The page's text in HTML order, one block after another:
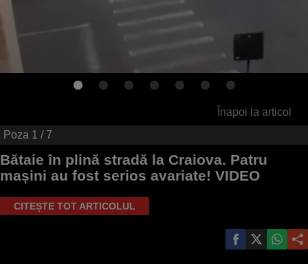
Înapoi la articol
Poza 1 / 7
Bătaie în plină stradă la Craiova. Patru
mașini au fost serios avariate! VIDEO
CITEȘTE TOT ARTICOLUL